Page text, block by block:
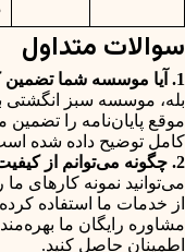
سوالات متداول
1. آیا موسسه شما تضمین کتبی برای کیفیت پایان‌نامه ارائه می‌دهد؟
بله، موسسه سبز انگشتی
موقع پایان‌نامه را
کامل توضیح داده شده
2. چگونه می‌توانم از کیفیت کار شما اطمینان حاصل کنم؟
می‌توانید نمونه کارهای
از خدمات ما استفاده
مشاوره رایگان ما
اطمینان حاصل کنید.